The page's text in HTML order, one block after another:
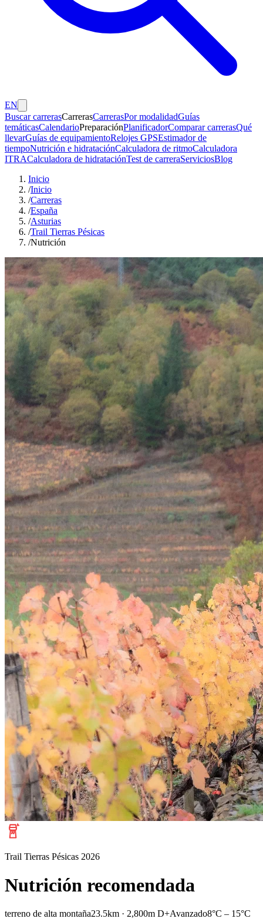
EN
Buscar carrerasCarrerasCarrerasPor modalidadGuías
temáticasCalendarioPreparaciónPlanificadorComparar carrerasQué
llevarGuías de equipamientoRelojes GPSEstimador de
tiempoNutrición e hidrataciónCalculadora de ritmoCalculadora
ITRACalculadora de hidrataciónTest de carreraServiciosBlog
Inicio
/Inicio
/Carreras
/España
/Asturias
/Trail Tierras Pésicas
/Nutrición
Trail Tierras Pésicas 2026
Nutrición recomendada
terreno de alta montaña23.5km · 2,800m D+Avanzado8°C – 15°C